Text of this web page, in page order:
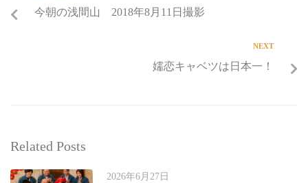
今朝の浅間山 2018年8月11日撮影
NEXT
嬬恋キャベツは日本一！
Related Posts
2026年6月27日